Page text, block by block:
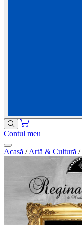
Contul meu
Acasă / Artă & Cultură /